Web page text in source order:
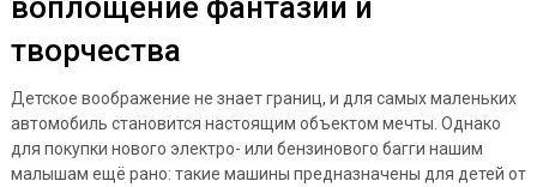
творчества
Детское воображение не знает границ, и для самых маленьких
автомобиль становится настоящим объектом мечты. Однако
для покупки нового электро- или бензинового багги нашим
малышам ещё рано: такие машины предназначены для детей от